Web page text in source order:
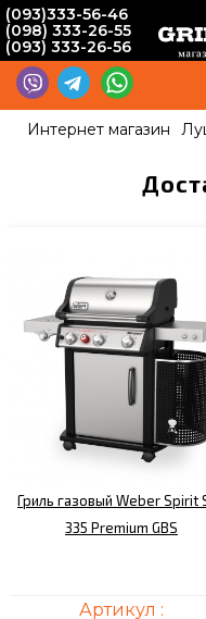
(093)333-56-46
(098) 333-26-55
(093) 333-26-56
Интернет магазин
Гриль газовый Weber Spirit
335 Premium GBS
Артикул :